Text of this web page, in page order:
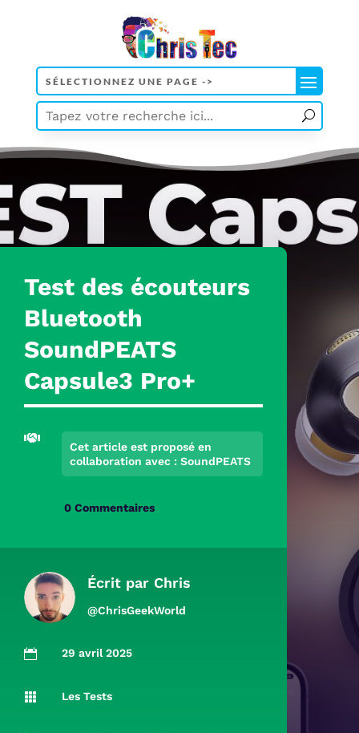
Test des écouteurs
Bluetooth
SoundPEATS
Capsule3 Pro+

Cet article est proposé en
collaboration avec : SoundPEATS
0 Commentaires
Écrit par Chris
@ChrisGeekWorld
 29 avril 2025
 Les Tests